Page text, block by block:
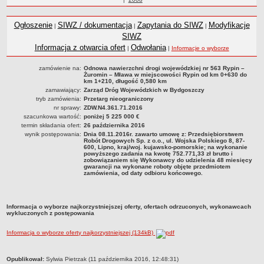
Statut
Nadzór nad ZDW
Struktura organizacyjna
Schemat organizacyjny
Inspektor Ochrony Danych
Zgłoszenia zewnętrzne
PRACA W ZDW
Ogłoszenia o pracę
Wyniki naborów
POZWOLENIA I DECYZJE
Uzgodnienie lokalizacji / przebudowy zjazdu
Zezwolenie na umieszczenie urządzeń infrastruktury technicznej
Zezwolenie na umieszczenie obiektu handlowego lub usługowego /
roku
Ogłoszenie| SIWZ / dokumentacja| Zapytania do SIWZ | Modyfikacje
SIWZ
Informacja z otwarcia ofert| Odwołania| Informacje o wyborze
zamówienie na: Odnowa nawierzchni drogi wojewódzkiej nr 563 Rypin –
Żuromin – Mława w miejscowości Rypin od km 0+630 do
km 1+210, długość 0,580 km
zamawiający: Zarząd Dróg Wojewódzkich w Bydgoszczy
tryb zamówienia: Przetarg nieograniczony
nr sprawy: ZDW.N4.361.71.2016
szacunkowa wartość: poniżej 5 225 000 €
termin składania ofert: 26 października 2016
wynik postępowania: Dnia 08.11.2016r. zawarto umowę z: Przedsiębiorstwem
Robót Drogowych Sp. z o.o., ul. Wojska Polskiego 8, 87-
600, Lipno, kraj/woj. kujawsko-pomorskie; na wykonanie
powyższego zadania na kwotę 752.771,33 zł brutto i
zobowiązaniem się Wykonawcy do udzielenia 48 miesięcy
gwarancji na wykonane roboty objęte przedmiotem
zamówienia, od daty odbioru końcowego.
Informacja o wyborze najkorzystniejszej oferty, ofertach odrzuconych, wykonawcach
wykluczonych z postępowania
Informacja o wyborze oferty najkorzystniejszej (134kB)
metryczka
Opublikował: Sylwia Pietrzak (11 października 2016, 12:48:31)